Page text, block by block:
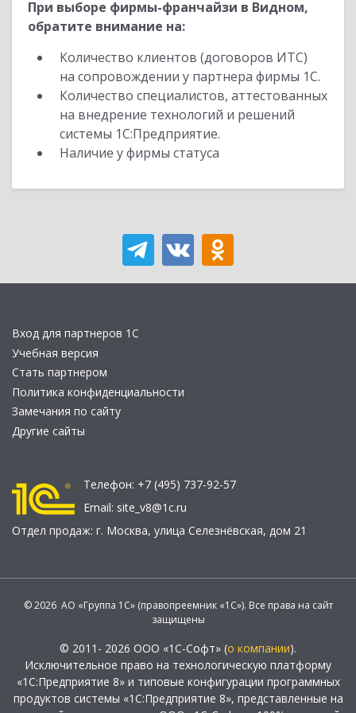
При выборе фирмы-франчайзи в Видном,
обратите внимание на:
Количество клиентов (договоров ИТС)
на сопровождении у партнера фирмы 1С.
Количество специалистов, аттестованных
на внедрение технологий и решений
системы 1С:Предприятие.
Наличие у фирмы статуса
Вход для партнеров 1С
Учебная версия
Стать партнером
Политика конфиденциальности
Замечания по сайту
Другие сайты
Телефон: +7 (495) 737-92-57
Email: site_v8@1c.ru
Отдел продаж: г. Москва, улица Селезнёвская, дом 21
© 2026 АО «Группа 1С» (правопреемник «1С»). Все права на сайт
защищены
© 2011- 2026 ООО «1С-Софт» (о компании).
Исключительное право на технологическую платформу
«1С:Предприятие 8» и типовые конфигурации программных
продуктов системы «1С:Предприятие 8», представленные на